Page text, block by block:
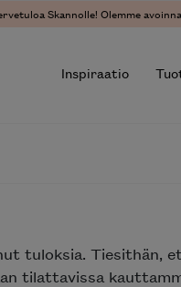
Skannolle! Olemme
Inspiraatio
tuloksia. Tiesithän,
tilattavissa